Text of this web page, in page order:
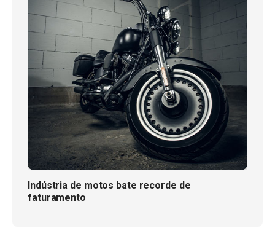
Indústria de motos bate recorde de
faturamento